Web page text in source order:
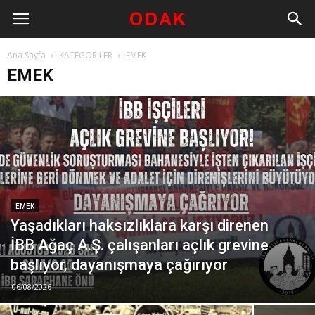
Ana Sayfa KATEGORİLER EMEK
EMEK
EMEK
Yaşadıkları haksızlıklara karşı direnen
İBB Ağaç A.Ş. çalışanları açlık grevine
başlıyor, dayanışmaya çağırıyor
06/08/2026